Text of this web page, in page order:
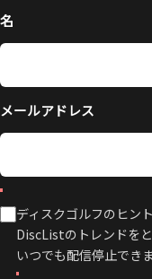
名
メールアドレス
ディスクゴルフのヒン
DiscListのトレンドを
いつでも配信停止でき